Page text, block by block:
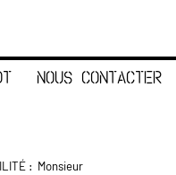
NOUS CONTACTER
: Monsieur